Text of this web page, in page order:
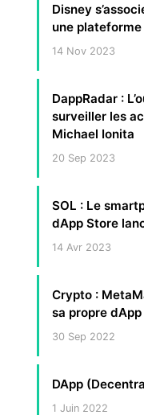
Disney
une plateforme
14 Nov 2023
DappRadar :
surveiller les
Michael Ionita
20 Sep 2023
SOL : Le
dApp Store
14 Avr 2023
Crypto :
sa propre dApp
30 Sep 2022
DApp
1 Juin 2022